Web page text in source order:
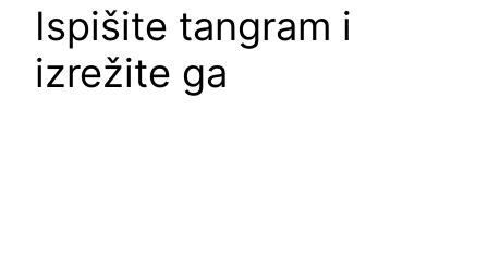
Ispišite tangram i
izrežite ga